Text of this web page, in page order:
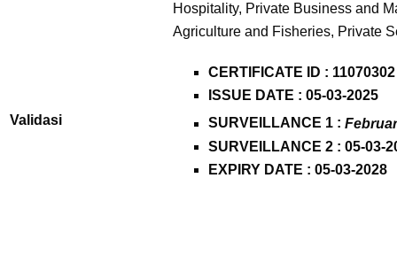
Hospitality, Private Business and
Agriculture and Fisheries, Private
Validasi
CERTIFICATE ID : 11070302
ISSUE DATE : 05-03-2025
SURVEILLANCE 1 :
SURVEILLANCE 2 : 05-03-
EXPIRY DATE : 05-03-2028